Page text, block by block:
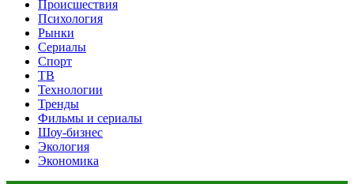
Происшествия
Психология
Рынки
Сериалы
Спорт
ТВ
Технологии
Тренды
Фильмы и сериалы
Шоу-бизнес
Экология
Экономика